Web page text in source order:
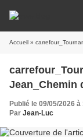
Accueil »
Jean_Chemin
Publié le 09/05/2026 à
Par Jean-Luc